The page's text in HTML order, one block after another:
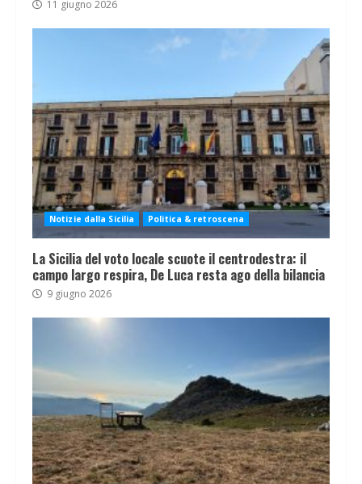
11 giugno 2026
Notizie dalla Sicilia Politica & retroscena
La Sicilia del voto locale scuote il centrodestra: il
campo largo respira, De Luca resta ago della bilancia
9 giugno 2026